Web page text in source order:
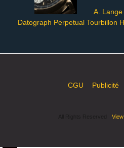
A.
Datograph Perpetual Tourbillon
CGU Publicité